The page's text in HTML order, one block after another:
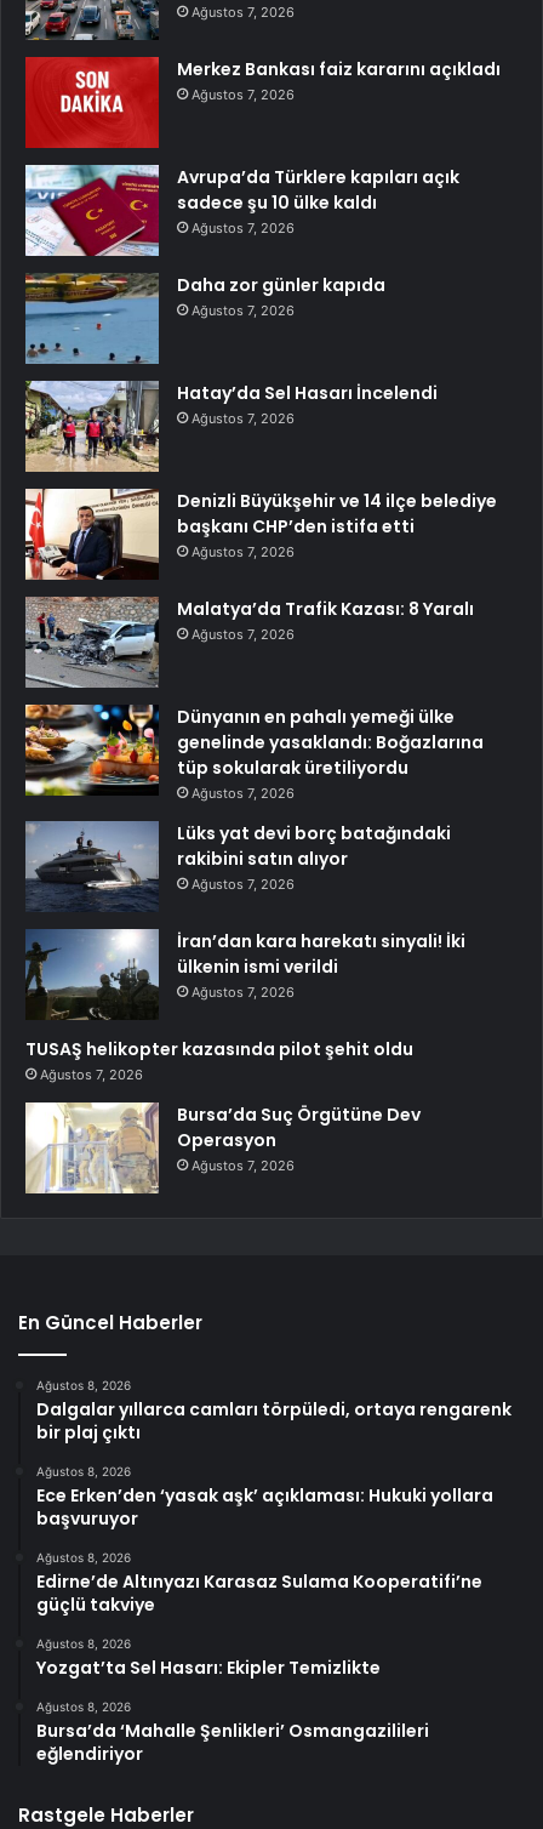
Ağustos 7, 2026
Merkez Bankası faiz kararını açıkladı
Ağustos 7, 2026
Avrupa’da Türklere kapıları açık
sadece şu 10 ülke kaldı
Ağustos 7, 2026
Daha zor günler kapıda
Ağustos 7, 2026
Hatay’da Sel Hasarı İncelendi
Ağustos 7, 2026
Denizli Büyükşehir ve 14 ilçe belediye
başkanı CHP’den istifa etti
Ağustos 7, 2026
Malatya’da Trafik Kazası: 8 Yaralı
Ağustos 7, 2026
Dünyanın en pahalı yemeği ülke
genelinde yasaklandı: Boğazlarına
tüp sokularak üretiliyordu
Ağustos 7, 2026
Lüks yat devi borç batağındaki
rakibini satın alıyor
Ağustos 7, 2026
İran’dan kara harekatı sinyali! İki
ülkenin ismi verildi
Ağustos 7, 2026
TUSAŞ helikopter kazasında pilot şehit oldu
Ağustos 7, 2026
Bursa’da Suç Örgütüne Dev
Operasyon
Ağustos 7, 2026
En Güncel Haberler
Ağustos 8, 2026
Dalgalar yıllarca camları törpüledi, ortaya rengarenk
bir plaj çıktı
Ağustos 8, 2026
Ece Erken’den ‘yasak aşk’ açıklaması: Hukuki yollara
başvuruyor
Ağustos 8, 2026
Edirne’de Altınyazı Karasaz Sulama Kooperatifi’ne
güçlü takviye
Ağustos 8, 2026
Yozgat’ta Sel Hasarı: Ekipler Temizlikte
Ağustos 8, 2026
Bursa’da ‘Mahalle Şenlikleri’ Osmangazilileri
eğlendiriyor
Rastgele Haberler